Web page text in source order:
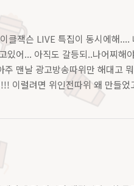
잭슨 LIVE 특집이 동시에해....
어... 아직도 갈등되..나어찌해
맨날 광고방송따위만 해대고
럴려면 위인전따위 왜 만들었